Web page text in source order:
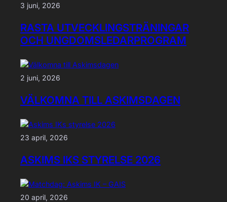
3 juni, 2026
RASTA UTVECKLINGSTRÄNINGAR
OCH UNGDOMSLEDARPROGRAM
2 juni, 2026
VÄLKOMNA TILL ASKIMSDAGEN
23 april, 2026
ASKIMS IKS STYRELSE 2026
20 april, 2026